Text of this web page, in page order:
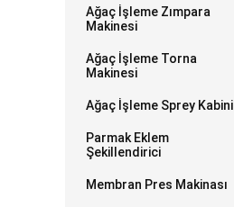
Ağaç İşleme Zımpara
Makinesi
Ağaç İşleme Torna
Makinesi
Ağaç İşleme Sprey Kabini
Parmak Eklem
Şekillendirici
Membran Pres Makinası